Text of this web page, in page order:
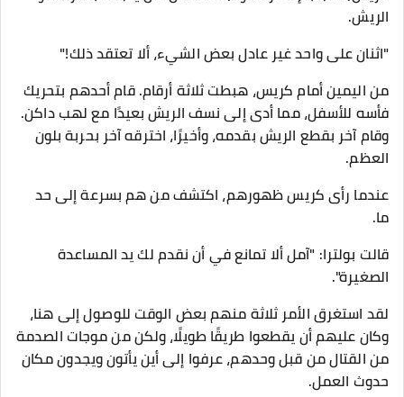
الريش.
"اثنان على واحد غير عادل بعض الشيء، ألا تعتقد ذلك!"
من اليمين أمام كريس، هبطت ثلاثة أرقام. قام أحدهم بتحريك
فأسه للأسفل، مما أدى إلى نسف الريش بعيدًا مع لهب داكن.
وقام آخر بقطع الريش بقدمه، وأخيرًا، اخترقه آخر بحربة بلون
العظم.
عندما رأى كريس ظهورهم، اكتشف من هم بسرعة إلى حد
ما.
قالت بولترا: "آمل ألا تمانع في أن نقدم لك يد المساعدة
الصغيرة".
لقد استغرق الأمر ثلاثة منهم بعض الوقت للوصول إلى هنا،
وكان عليهم أن يقطعوا طريقًا طويلًا، ولكن من موجات الصدمة
من القتال من قبل وحدهم، عرفوا إلى أين يأتون ويجدون مكان
حدوث العمل.